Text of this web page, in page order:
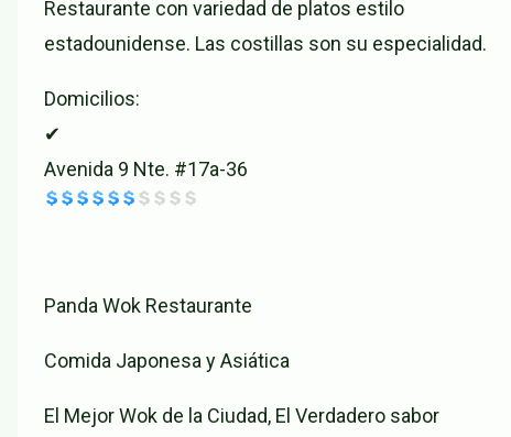
Restaurante con variedad de platos estilo
estadounidense. Las costillas son su especialidad.
Domicilios:
✔
Avenida 9 Nte. #17a-36
Panda Wok Restaurante
Comida Japonesa y Asiática
El Mejor Wok de la Ciudad, El Verdadero sabor